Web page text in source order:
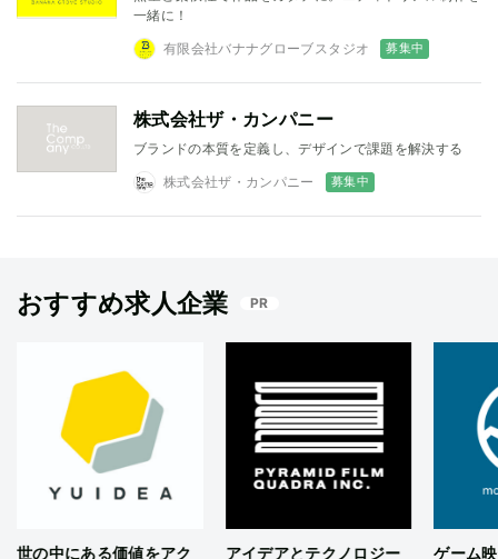
一緒に！
有限会社バナナグローブスタジオ 募集中
株式会社ザ・カンパニー
ブランドの本質を定義し、デザインで課題を解決する
株式会社ザ・カンパニー 募集中
おすすめ求人企業 PR
世の中にある価値をアク
アイデアとテクノロジー
ゲーム